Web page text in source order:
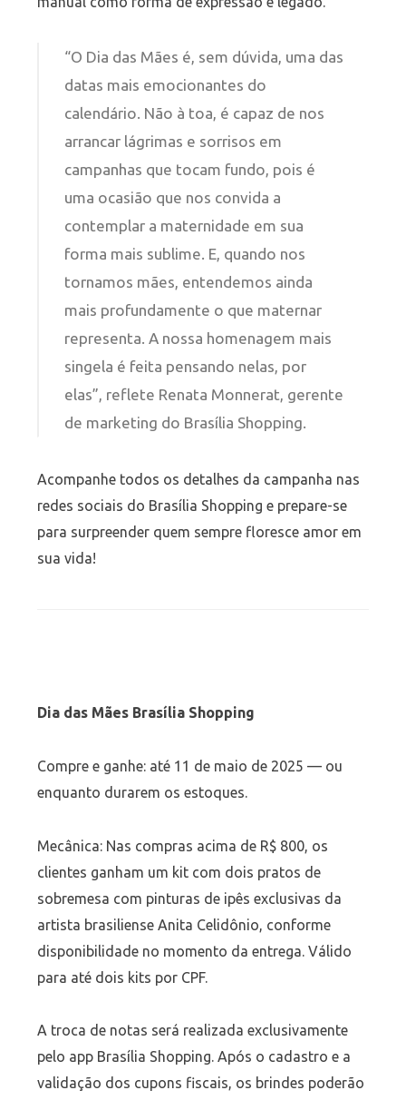
“O Dia das Mães é, sem dúvida, uma das
datas mais emocionantes do
calendário. Não à toa, é capaz de nos
arrancar lágrimas e sorrisos em
campanhas que tocam fundo, pois é
uma ocasião que nos convida a
contemplar a maternidade em sua
forma mais sublime. E, quando nos
tornamos mães, entendemos ainda
mais profundamente o que maternar
representa. A nossa homenagem mais
singela é feita pensando nelas, por
elas”, reflete Renata Monnerat, gerente
de marketing do Brasília Shopping.
Acompanhe todos os detalhes da campanha nas
redes sociais do Brasília Shopping e prepare-se
para surpreender quem sempre floresce amor em
sua vida!
Diadas MãesBrasília Shopping
Compre e ganhe: até 11 de maio de 2025 — ou
enquanto durarem os estoques.
Mecânica: Nas compras acima de R$ 800, os
clientes ganham um kit com dois pratos de
sobremesa com pinturas de ipês exclusivas da
artista brasiliense Anita Celidônio, conforme
disponibilidade no momento da entrega. Válido
para até dois kits por CPF.
A troca de notas será realizada exclusivamente
pelo app Brasília Shopping. Após o cadastro e a
validação dos cupons fiscais, os brindes poderão